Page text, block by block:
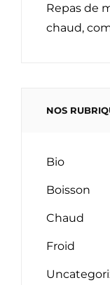
Repas de
chaud,
NOS
Bio
Boisson
Chaud
Froid